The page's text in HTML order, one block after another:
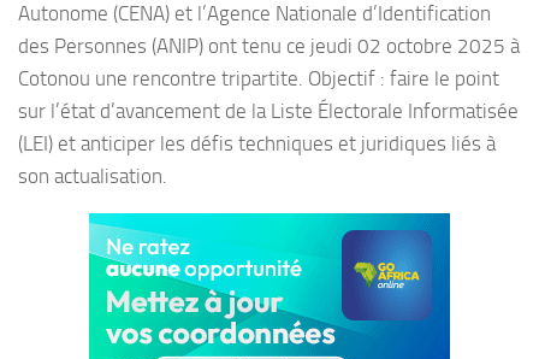
Autonome (CENA) et l’Agence Nationale d’Identification
des Personnes (ANIP) ont tenu ce jeudi 02 octobre 2025 à
Cotonou une rencontre tripartite. Objectif : faire le point
sur l’état d’avancement de la Liste Électorale Informatisée
(LEI) et anticiper les défis techniques et juridiques liés à
son actualisation.